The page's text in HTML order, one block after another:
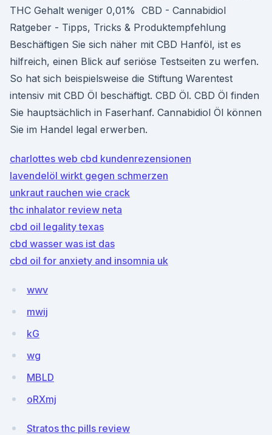
THC Gehalt weniger 0,01% ️ CBD - Cannabidiol
Ratgeber - Tipps, Tricks & Produktempfehlung
Beschäftigen Sie sich näher mit CBD Hanföl, ist es
hilfreich, einen Blick auf seriöse Testseiten zu werfen.
So hat sich beispielsweise die Stiftung Warentest
intensiv mit CBD Öl beschäftigt. CBD Öl. CBD Öl finden
Sie hauptsächlich in Faserhanf. Cannabidiol Öl können
Sie im Handel legal erwerben.
charlottes web cbd kundenrezensionen
lavendelöl wirkt gegen schmerzen
unkraut rauchen wie crack
thc inhalator review neta
cbd oil legality texas
cbd wasser was ist das
cbd oil for anxiety and insomnia uk
wwv
mwij
kG
wg
MBLD
oRXmj
Stratos thc pills review